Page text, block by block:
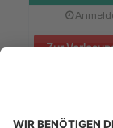
Zur